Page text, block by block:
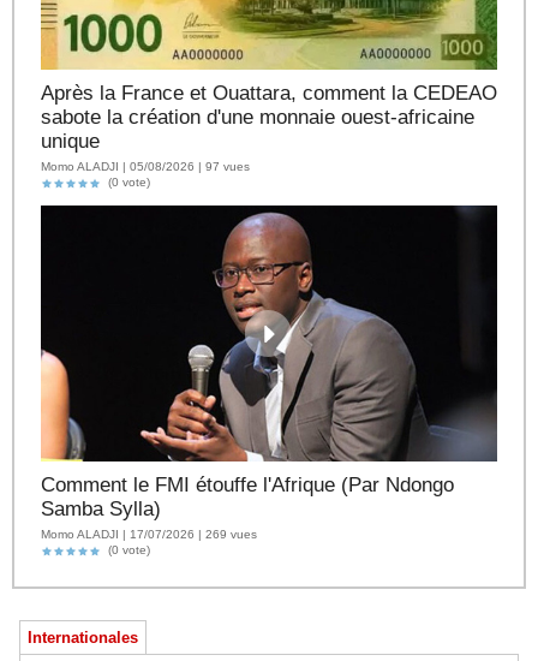
Après la France et Ouattara, comment la CEDEAO
sabote la création d'une monnaie ouest-africaine
unique
Momo ALADJI | 05/08/2026 | 97 vues
(0 vote)
Comment le FMI étouffe l'Afrique (Par Ndongo
Samba Sylla)
Momo ALADJI | 17/07/2026 | 269 vues
(0 vote)
Internationales